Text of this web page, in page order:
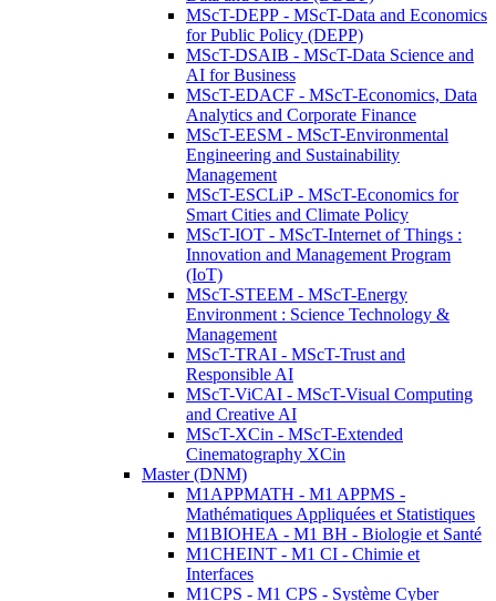
MScT-DEPP - MScT-Data and Economics
for Public Policy (DEPP)
MScT-DSAIB - MScT-Data Science and
AI for Business
MScT-EDACF - MScT-Economics, Data
Analytics and Corporate Finance
MScT-EESM - MScT-Environmental
Engineering and Sustainability
Management
MScT-ESCLiP - MScT-Economics for
Smart Cities and Climate Policy
MScT-IOT - MScT-Internet of Things :
Innovation and Management Program
(IoT)
MScT-STEEM - MScT-Energy
Environment : Science Technology &
Management
MScT-TRAI - MScT-Trust and
Responsible AI
MScT-ViCAI - MScT-Visual Computing
and Creative AI
MScT-XCin - MScT-Extended
Cinematography XCin
Master (DNM)
M1APPMATH - M1 APPMS -
Mathématiques Appliquées et Statistiques
M1BIOHEA - M1 BH - Biologie et Santé
M1CHEINT - M1 CI - Chimie et
Interfaces
M1CPS - M1 CPS - Système Cyber